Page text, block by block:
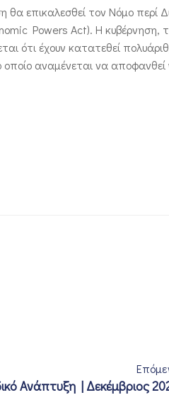
θα επικαλεσθεί τον Νόμο περί
Powers Act). Η κυβέρνηση,
ότι έχουν κατατεθεί
αναμένεται να αποφανθεί
Ανάπτυξη | Δεκέμβριος